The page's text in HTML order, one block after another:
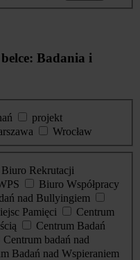
Badania i
projekt
Wrocław
Biuro Rekrutacji
Biuro Współpracy
nad Bullyingiem
Pamięci
Centrum
Centrum Badań
Centrum badań nad
Badań nad Wspieraniem